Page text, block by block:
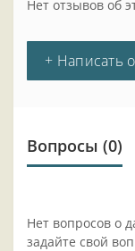
Нет отзывов об
+ Написать
Вопросы (0)
Нет вопросов о
задайте свой